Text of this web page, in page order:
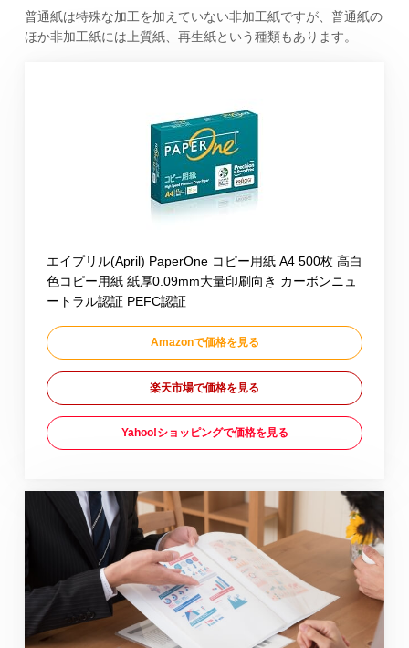
普通紙は特殊な加工を加えていない非加工紙ですが、普通紙の
ほか非加工紙には上質紙、再生紙という種類もあります。
エイプリル(April) PaperOne コピー用紙 A4 500枚 高白
色コピー用紙 紙厚0.09mm大量印刷向き カーボンニュ
ートラル認証 PEFC認証
Amazonで価格を見る
楽天市場で価格を見る
Yahoo!ショッピングで価格を見る